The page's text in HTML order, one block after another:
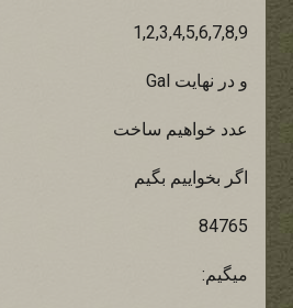
1,2,3,4,5,6,7,8,9
و در نهایت Gal
عدد خواهیم ساخت
اگر بخواییم بگیم
84765
میگیم: